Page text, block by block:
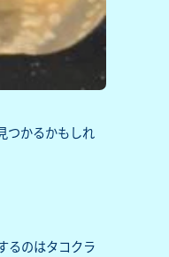
つかるかもしれ
るのはタコクラ